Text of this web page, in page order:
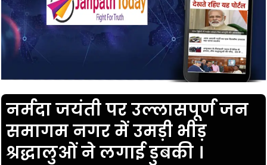
नर्मदा जयंती पर उल्लासपूर्ण जन
समागम नगर में उमड़ी भीड़
श्रद्धालुओं ने लगाई डुबकी ।